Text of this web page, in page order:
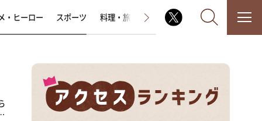
なるみ・岡村の過ぎるTV
・ヒーロー スポーツ 料理・旅 ラジオ番組 その他